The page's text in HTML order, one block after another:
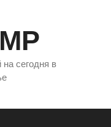
сегодня в